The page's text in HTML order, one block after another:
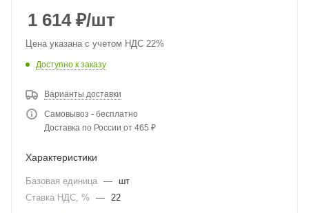
1 614₽/шт
Цена указана с учетом НДС 22%
Доступно к заказу
Варианты доставки
Самовывоз - бесплатно
Доставка по России от 465 ₽
Характеристики
Базовая единица —
шт
Ставка НДС, %
— 22